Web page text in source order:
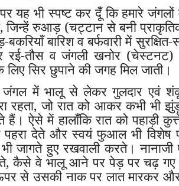
यह भी स्पष्ट कर दूँ कि हमारे
जिन्हें रुआड़ (चट्टान से बनी
बकरियाँ बारिश व बर्फवारी में
रई-तौस व जंगली खनोर (चेस्टनट)
सिर छुपाने की जगह मिल जाती।
जंगल में भालू से लेकर गुलदार एवं
रहता, जो रात को आकर कभी भी
ऐसे में हालाँकि रात को पहाड़ी
पहरा देते और स्वयं फुआल भी विशेष
जागते हुए रखवाली करते।
कैसे वे भालू आने पर पेड़ पर चढ़ गए
से उसकी नाक पर लात मारकर